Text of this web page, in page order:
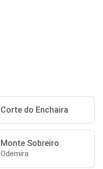
Corte do Enchaira
Monte Sobreiro
Odemira